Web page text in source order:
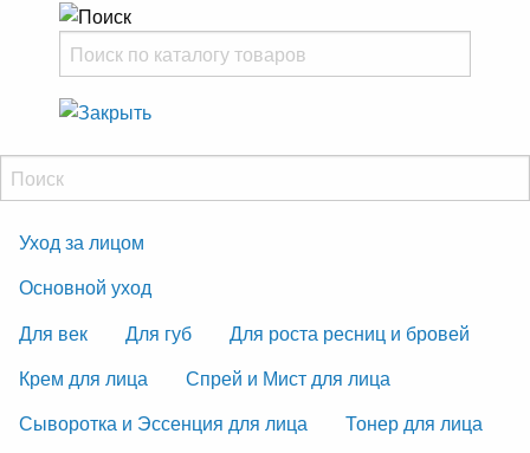
Уход за лицом
Основной уход
Для век
Для губ
Для роста ресниц и бровей
Крем для лица
Спрей и Мист для лица
Сыворотка и Эссенция для лица
Тонер для лица